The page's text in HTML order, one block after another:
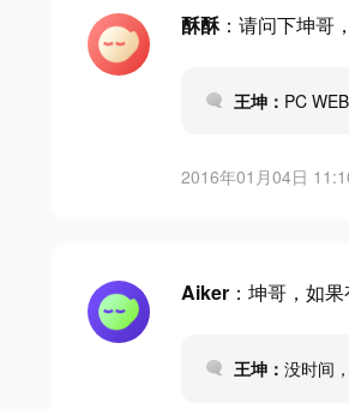
酥酥：请问下坤哥
王坤： PC
2016年01月04日
Aiker ：坤哥，如
王坤：没时间